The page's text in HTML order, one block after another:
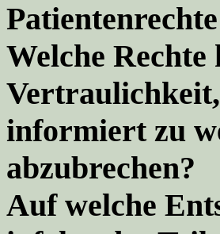
Patientenrechte
Welche Rechte
informiert zu
abzubrechen?
Auf welche